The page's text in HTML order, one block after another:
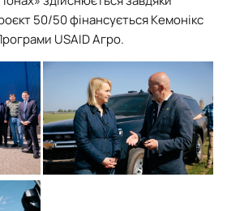
50/50 фінансується Кемонікс
USAID Агро.